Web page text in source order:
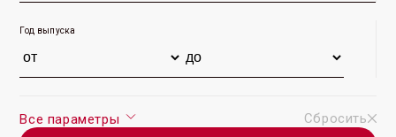
Год выпуска
Все параметры
Сбросить